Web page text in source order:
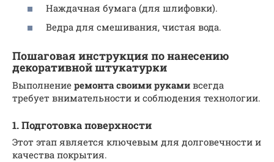
Наждачная бумага (для шлифовки).
Ведра для смешивания, чистая вода.
Пошаговая инструкция по нанесению
декоративной штукатурки
Выполнение ремонта своими руками всегда
требует внимательности и соблюдения технологии.
1. Подготовка поверхности
Этот этап является ключевым для долговечности и
качества покрытия.